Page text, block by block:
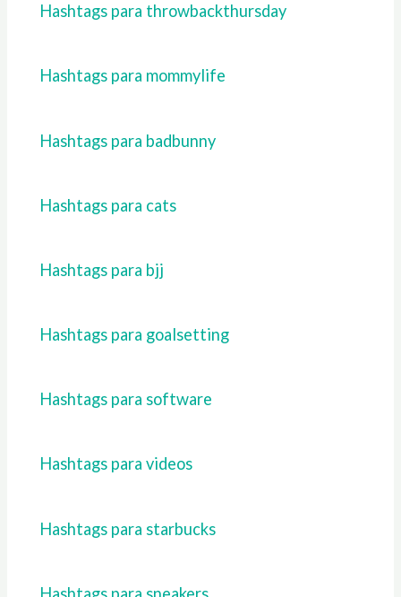
Hashtags para throwbackthursday
Hashtags para mommylife
Hashtags para badbunny
Hashtags para cats
Hashtags para bjj
Hashtags para goalsetting
Hashtags para software
Hashtags para videos
Hashtags para starbucks